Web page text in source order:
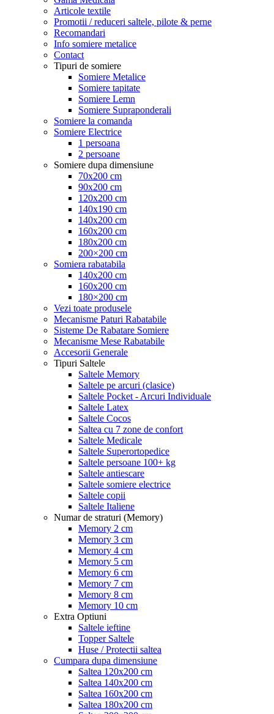
Articole textile
Promotii / reduceri saltele, pilote & perne
Recomandari
Info somiere metalice
Contact
Tipuri de somiere
Somiere Metalice
Somiere tapitate
Somiere Lemn
Somiere Supraponderali
Somiere la comanda
Somiere Electrice
1 persoana
2 persoane
Somiere dupa dimensiune
70x200 cm
90x200 cm
120x200 cm
140x190 cm
140x200 cm
160x200 cm
180x200 cm
200×200 cm
Somiera rabatabila
140x200 cm
160x200 cm
180×200 cm
Vezi toate produsele
Mecanisme Paturi Rabatabile
Sisteme De Rabatare Somiere
Mecanisme Mese Rabatabile
Accesorii Generale
Tipuri Saltele
Saltele Memory
Saltele pe arcuri (clasice)
Saltele Pocket - Arcuri Individuale
Saltele Latex
Saltele Cocos
Saltea cu 7 zone de confort
Saltele Medicale
Saltele Superortopedice
Saltele persoane 100+ kg
Saltele antiescare
Saltele somiere electrice
Saltele copii
Saltele Italiene
Numar de straturi (Memory)
Memory 2 cm
Memory 3 cm
Memory 4 cm
Memory 5 cm
Memory 6 cm
Memory 7 cm
Memory 8 cm
Memory 10 cm
Extra Optiuni
Saltele ieftine
Topper Saltele
Huse / Protectii saltea
Cumpara dupa dimensiune
Saltea 120x200 cm
Saltea 140x200 cm
Saltea 160x200 cm
Saltea 180x200 cm